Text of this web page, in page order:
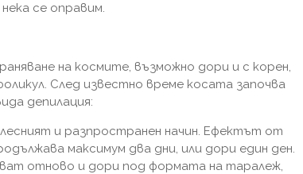
се оправим.
на космите, възможно дори и с корен,
След известно време косата започва
депилация:
и разпространен начин. Ефектът от
максимум два дни, или дори един ден.
отново и дори под формата на таралеж,